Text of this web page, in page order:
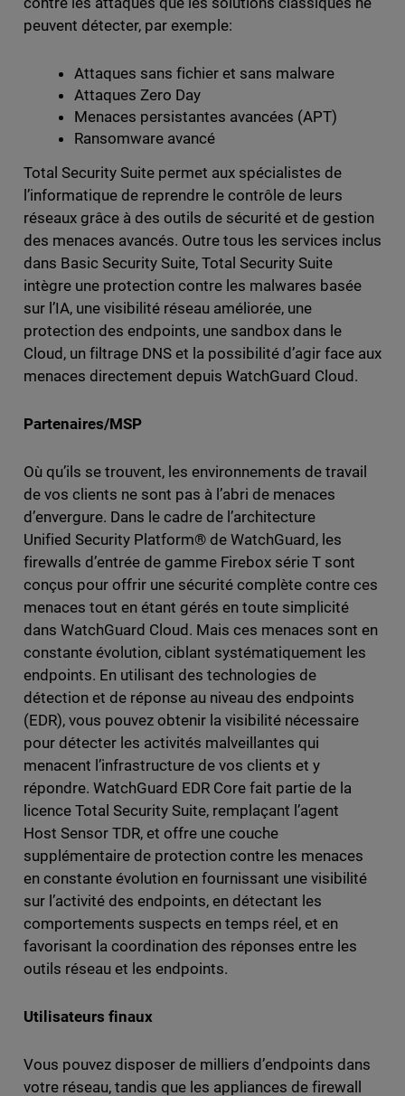
peuvent détecter, par exemple:
Attaques sans fichier et sans malware
Attaques Zero Day
Menaces persistantes avancées (APT)
Ransomware avancé
Total Security Suite permet aux spécialistes de
l’informatique de reprendre le contrôle de leurs
réseaux grâce à des outils de sécurité et de gestion
des menaces avancés. Outre tous les services inclus
dans Basic Security Suite, Total Security Suite
intègre une protection contre les malwares basée
sur l’IA, une visibilité réseau améliorée, une
protection des endpoints, une sandbox dans le
Cloud, un filtrage DNS et la possibilité d’agir face aux
menaces directement depuis WatchGuard Cloud.
Partenaires/MSP
Où qu’ils se trouvent, les environnements de travail
de vos clients ne sont pas à l’abri de menaces
d’envergure. Dans le cadre de l’architecture
Unified Security Platform® de WatchGuard, les
firewalls d’entrée de gamme Firebox série T sont
conçus pour offrir une sécurité complète contre ces
menaces tout en étant gérés en toute simplicité
dans WatchGuard Cloud. Mais ces menaces sont en
constante évolution, ciblant systématiquement les
endpoints. En utilisant des technologies de
détection et de réponse au niveau des endpoints
(EDR), vous pouvez obtenir la visibilité nécessaire
pour détecter les activités malveillantes qui
menacent l’infrastructure de vos clients et y
répondre. WatchGuard EDR Core fait partie de la
licence Total Security Suite, remplaçant l’agent
Host Sensor TDR, et offre une couche
supplémentaire de protection contre les menaces
en constante évolution en fournissant une visibilité
sur l’activité des endpoints, en détectant les
comportements suspects en temps réel, et en
favorisant la coordination des réponses entre les
outils réseau et les endpoints.
Utilisateurs finaux
Vous pouvez disposer de milliers d’endpoints dans
votre réseau, tandis que les appliances de firewall